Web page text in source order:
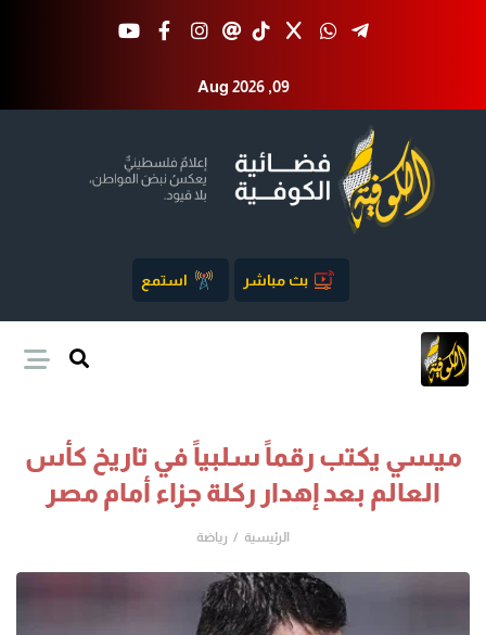
Aug 2026 ,09
بث مباشر استمع
ميسي يكتب رقماً سلبياً في تاريخ كأس
العالم بعد إهدار ركلة جزاء أمام مصر
الرئيسية رياضة